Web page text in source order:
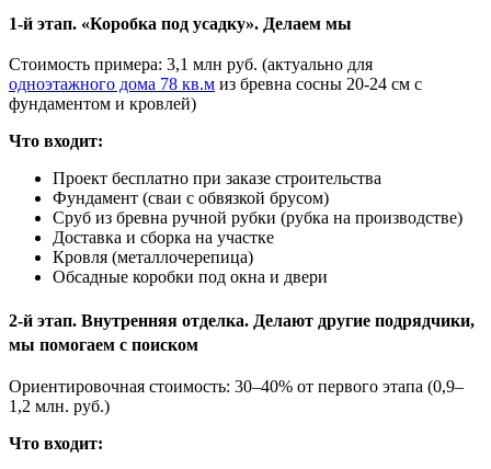
1-й этап. «Коробка под усадку». Делаем мы
Стоимость примера: 3,1 млн руб. (актуально для
одноэтажного дома 78 кв.м из бревна сосны 20-24 см с
фундаментом и кровлей)
Что входит:
Проект бесплатно при заказе строительства
Фундамент (сваи с обвязкой брусом)
Сруб из бревна ручной рубки (рубка на производстве)
Доставка и сборка на участке
Кровля (металлочерепица)
Обсадные коробки под окна и двери
2-й этап. Внутренняя отделка. Делают другие подрядчики,
мы помогаем с поиском
Ориентировочная стоимость: 30–40% от первого этапа (0,9–
1,2 млн. руб.)
Что входит: